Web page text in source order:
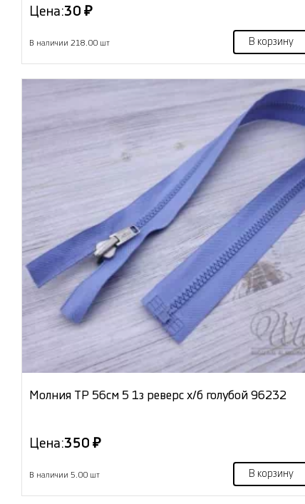
Цена:30 ₽
В наличии 218.00 шт В корзину
Молния ТР 56см 5 1з реверс х/б голубой 96232
Цена:350 ₽
В наличии 5.00 шт В корзину